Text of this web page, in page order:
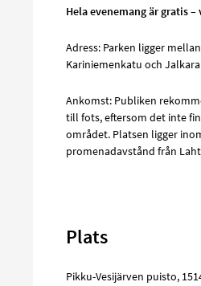
Hela evenemang är gratis
Adress: Parken ligger
Kariniemenkatu och
Ankomst: Publiken
till fots, eftersom det inte
området. Platsen ligger
promenadavstånd från
Plats
Pikku-Vesijärven puisto,